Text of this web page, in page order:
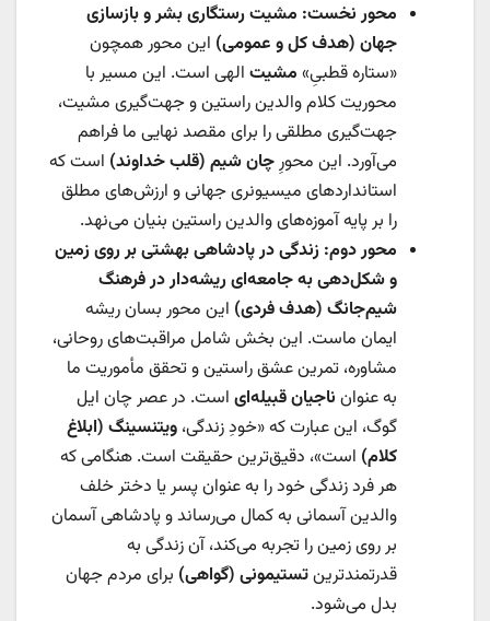
محور نخست: مشیت رستگاری بشر و بازسازی
جهان (هدف کل و عمومی) این محور همچون
«ستاره قطبیِ» مشیت الهی است. این مسیر با
محوریت کلام والدین راستین و جهت‌گیری مشیت،
جهت‌گیری مطلقی را برای مقصد نهایی ما فراهم
می‌آورد. این محورِچان شیم (قلب خداوند) است که
استانداردهای میسیونری جهانی و ارزش‌های مطلق
را بر پایه آموزه‌های والدین راستین بنیان می‌نهد.
محور دوم: زندگی در پادشاهی بهشتی بر روی زمین
و شکل‌دهی به جامعه‌ای ریشه‌دار در فرهنگ
شیم‌جانگ (هدف فردی) این محور بسان ریشه
ایمان ماست. این بخش شامل مراقبت‌های روحانی،
مشاوره، تمرین عشق راستین و تحقق مأموریت ما
به عنوان ناجیان قبیله‌ای است. در عصر چان ایل
گوگ، این عبارت که «خودِ زندگی، ویتنسینگ (ابلاغ
کلام) است»، دقیق‌ترین حقیقت است. هنگامی که
هر فرد زندگی خود را به عنوان پسر یا دختر خلف
والدین آسمانی به کمال می‌رساند و پادشاهی آسمان
بر روی زمین را تجربه می‌کند، آن زندگی به
قدرتمندترینتستیمونی (گواهی) برای مردم جهان
بدل می‌شود.